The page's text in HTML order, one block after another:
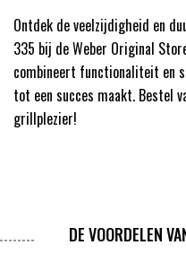
Ontdek de veelzijdigheid en
335 bij de Weber Original
combineert functionaliteit en
tot een succes maakt. Bestel
grillplezier!
DE VOORDELEN